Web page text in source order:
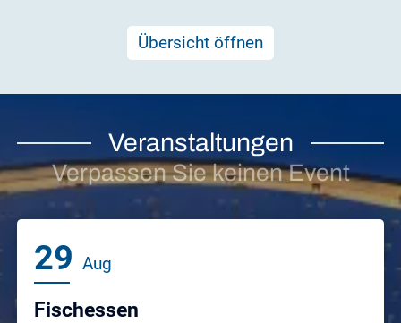
Übersicht öffnen
Veranstaltungen
Verpassen Sie keinen Event
Aug
29
Fischessen